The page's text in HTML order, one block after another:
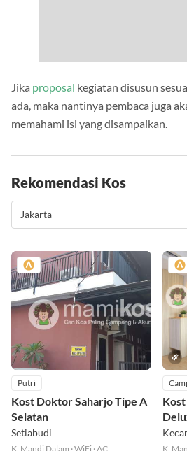
Jika proposal kegiatan disusun
ada, maka nantinya pembaca juga
memahami isi yang disampaikan.
Rekomendasi Kos
Putri
Kost Doktor Saharjo Tipe A
Selatan
Setiabudi
K. Mandi Dalam ·WiFi ·AC K.